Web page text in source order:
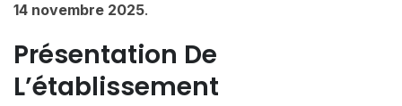
14 novembre 2025.
Présentation De
L’établissement